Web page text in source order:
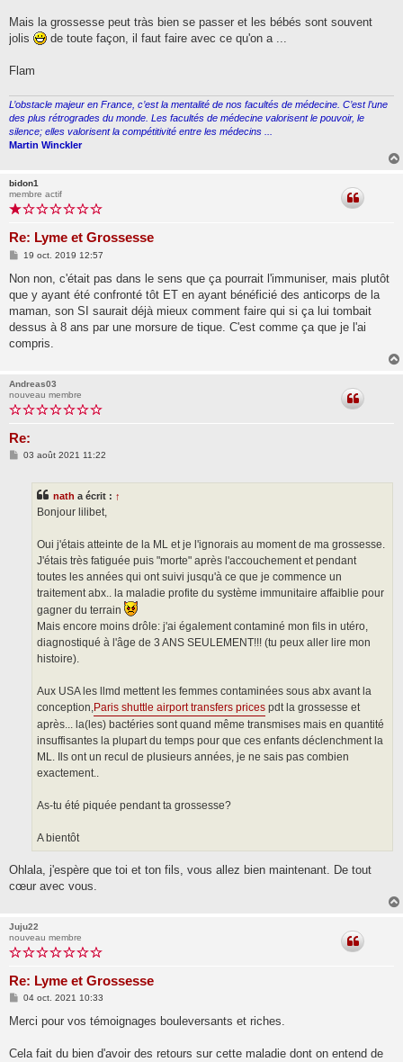
Mais la grossesse peut tràs bien se passer et les bébés sont souvent
jolis
de toute façon, il faut faire avec ce qu'on a ...
Flam
L’obstacle majeur en France, c’est la mentalité de nos facultés de médecine. C’est l’une
des plus rétrogrades du monde. Les facultés de médecine valorisent le pouvoir, le
silence; elles valorisent la compétitivité entre les médecins ...
Martin Winckler
bidon1
membre actif
Re: Lyme et Grossesse
M
s
a
g
19 oct. 2019 12:57
Non non, c'était pas dans le sens que ça pourrait l'immuniser, mais plutôt
que y ayant été confronté tôt ET en ayant bénéficié des anticorps de la
maman, son SI saurait déjà mieux comment faire qui si ça lui tombait
dessus à 8 ans par une morsure de tique. C'est comme ça que je l'ai
compris.
Andreas03
nouveau membre
Re:
M03 août 2021 11:22
nath a écrit : ↑
Bonjour lilibet,
Oui j'étais atteinte de la ML et je l'ignorais au moment de ma grossesse.
J'étais très fatiguée puis "morte" après l'accouchement et pendant
toutes les années qui ont suivi jusqu'à ce que je commence un
traitement abx.. la maladie profite du système immunitaire affaiblie pour
gagner du terrain
Mais encore moins drôle: j'ai également contaminé mon fils in utéro,
diagnostiqué à l'âge de 3 ANS SEULEMENT!!! (tu peux aller lire mon
histoire).
Aux USA les llmd mettent les femmes contaminées sous abx avant la
conception, Paris shuttle airport transfers prices pdt la grossesse et
après... la(les) bactéries sont quand même transmises mais en quantité
insuffisantes la plupart du temps pour que ces enfants déclenchment la
ML. Ils ont un recul de plusieurs années, je ne sais pas combien
exactement..
As-tu été piquée pendant ta grossesse?
A bientôt
Ohlala, j'espère que toi et ton fils, vous allez bien maintenant. De tout
cœur avec vous.
Juju22
nouveau membre
Re: Lyme et Grossesse
M
s
g
04 oct. 2021 10:33
Merci pour vos témoignages bouleversants et riches.
Cela fait du bien d'avoir des retours sur cette maladie dont on entend de